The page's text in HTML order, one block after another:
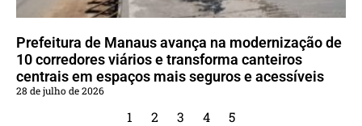
Prefeitura de Manaus avança na modernização de
10 corredores viários e transforma canteiros
centrais em espaços mais seguros e acessíveis
28 de julho de 2026
1 2 3 4 5